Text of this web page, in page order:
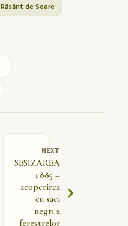
Răsărit de Soare
NEXT
SESIZAREA
#885 –
acoperirea
cu saci
negri a
ferestrelor